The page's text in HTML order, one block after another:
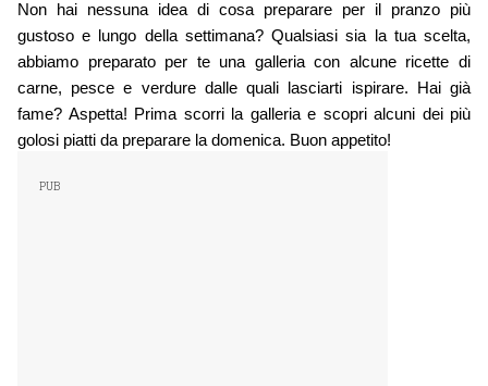
Non hai nessuna idea di cosa preparare per il pranzo più
gustoso e lungo della settimana? Qualsiasi sia la tua scelta,
abbiamo preparato per te una galleria con alcune ricette di
carne, pesce e verdure dalle quali lasciarti ispirare. Hai già
fame? Aspetta! Prima scorri la galleria e scopri alcuni dei più
golosi piatti da preparare la domenica. Buon appetito!